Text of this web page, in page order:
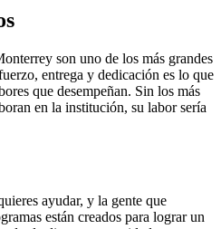
son uno de los más grandes
entrega y dedicación es lo que
que desempeñan. Sin los más
en la institución, su labor sería
ayudar, y la gente que
están creados para lograr un